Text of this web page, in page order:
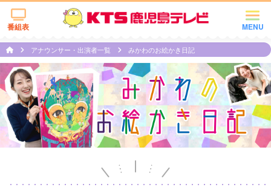
MENU
番組表
アナウンサー・出演者一覧 みかわのお絵かき日記